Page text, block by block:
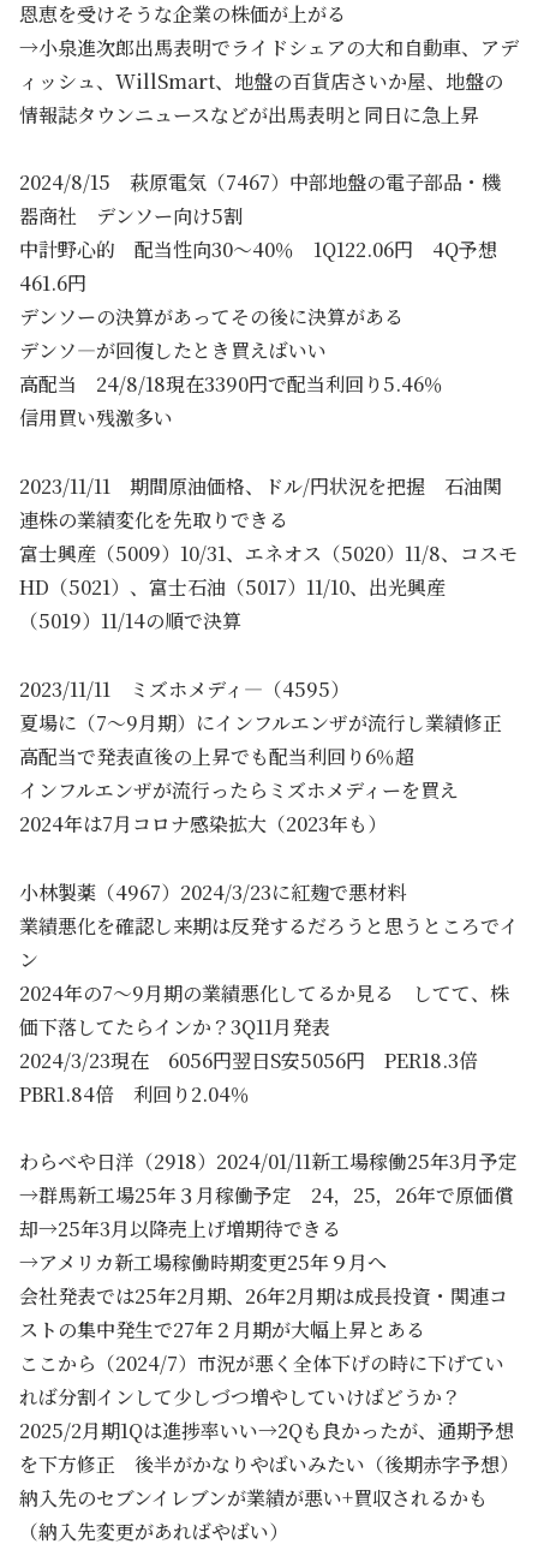
恩恵を受けそうな企業の株価が上がる
→小泉進次郎出馬表明でライドシェアの大和自動車、アデ
ィッシュ、WillSmart、地盤の百貨店さいか屋、地盤の
情報誌タウンニュースなどが出馬表明と同日に急上昇
2024/8/15 萩原電気（7467）中部地盤の電子部品・機
器商社 デンソー向け5割
中計野心的 配当性向30～40％ 1Q122.06円 4Q予想
461.6円
デンソーの決算があってその後に決算がある
デンソ―が回復したとき買えばいい
高配当 24/8/18現在3390円で配当利回り5.46％
信用買い残激多い
2023/11/11 期間原油価格、ドル/円状況を把握 石油関
連株の業績変化を先取りできる
富士興産（5009）10/31、エネオス（5020）11/8、コスモ
HD（5021）、富士石油（5017）11/10、出光興産
（5019）11/14の順で決算
2023/11/11 ミズホメディ―（4595）
夏場に（7～9月期）にインフルエンザが流行し業績修正
高配当で発表直後の上昇でも配当利回り6％超
インフルエンザが流行ったらミズホメディーを買え
2024年は7月コロナ感染拡大（2023年も）
小林製薬（4967）2024/3/23に紅麹で悪材料
業績悪化を確認し来期は反発するだろうと思うところでイ
ン
2024年の7～9月期の業績悪化してるか見る してて、株
価下落してたらインか？3Q11月発表
2024/3/23現在 6056円翌日S安5056円 PER18.3倍
PBR1.84倍 利回り2.04％
わらべや日洋（2918）2024/01/11新工場稼働25年3月予定
→群馬新工場25年３月稼働予定 24，25，26年で原価償
却→25年3月以降売上げ増期待できる
→アメリカ新工場稼働時期変更25年９月へ
会社発表では25年2月期、26年2月期は成長投資・関連コ
ストの集中発生で27年２月期が大幅上昇とある
ここから（2024/7）市況が悪く全体下げの時に下げてい
れば分割インして少しづつ増やしていけばどうか？
2025/2月期1Qは進捗率いい→2Qも良かったが、通期予想
を下方修正 後半がかなりやばいみたい（後期赤字予想）
納入先のセブンイレブンが業績が悪い+買収されるかも
（納入先変更があればやばい）